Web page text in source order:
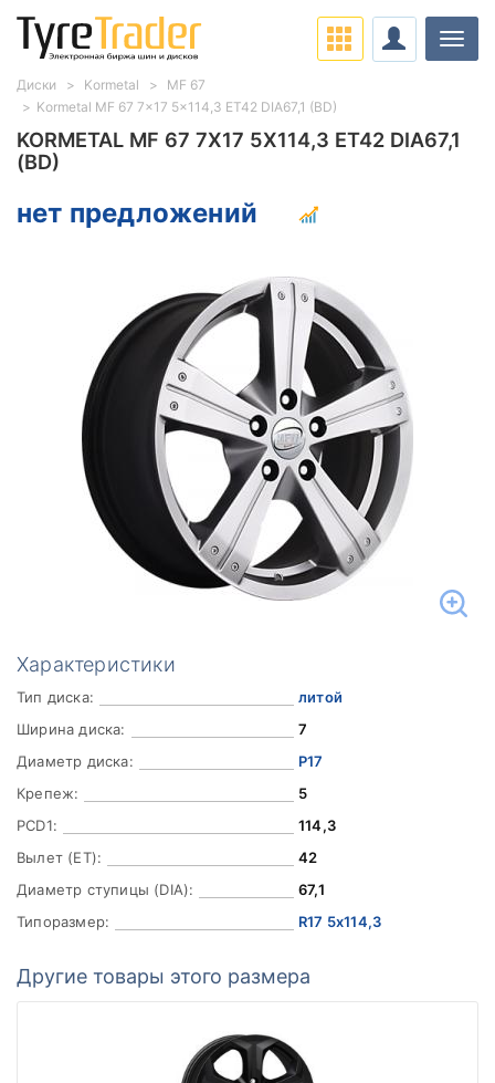
KORMETAL MF 67 7X17 5X114,3 ET42 DIA67,1
(BD)
нет предложений
Характеристики
Тип диска:
литой
Ширина диска:
7
Диаметр диска:
Р17
Крепеж:
5
PCD1:
114,3
Вылет (ET):
42
Диаметр ступицы (DIA):
67,1
Типоразмер:
R17 5x114,3
Другие товары этого размера
Диски Kormetal
MF 67
Kormetal MF 67 7x17 5x114,3 ET42 DIA67,1 (BD)